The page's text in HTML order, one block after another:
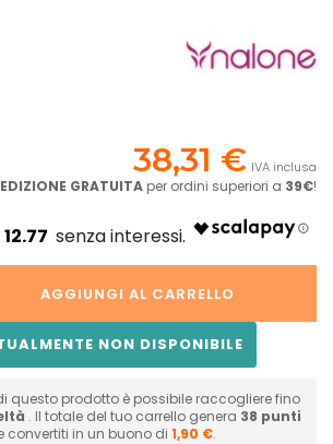
38,31 € IVA inclusa
GRATUITA per ordini superiori a 39€!
AGGIUNGI AL CARRELLO
NON DISPONIBILE
questo prodotto è possibile raccogliere fino
. Il totale del tuo carrello genera 38 punti
convertiti in un buono di 1,90 €.